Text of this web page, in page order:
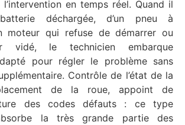
l’intervention en temps réel. Quand il
déchargée, d’un pneu à
moteur qui refuse de démarrer ou
vidé, le technicien embarque
pour régler le problème sans
Contrôle de l’état de la
de la roue, appoint de
des codes défauts : ce type
la très grande partie des